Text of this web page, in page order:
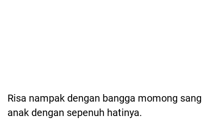
Risa nampak dengan bangga momong sang
anak dengan sepenuh hatinya.